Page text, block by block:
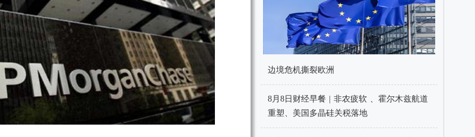
边境危机撕裂欧洲
8月8日财经早餐 | 非农疲软 、霍尔木兹航道
重塑、美国多晶硅关税落地